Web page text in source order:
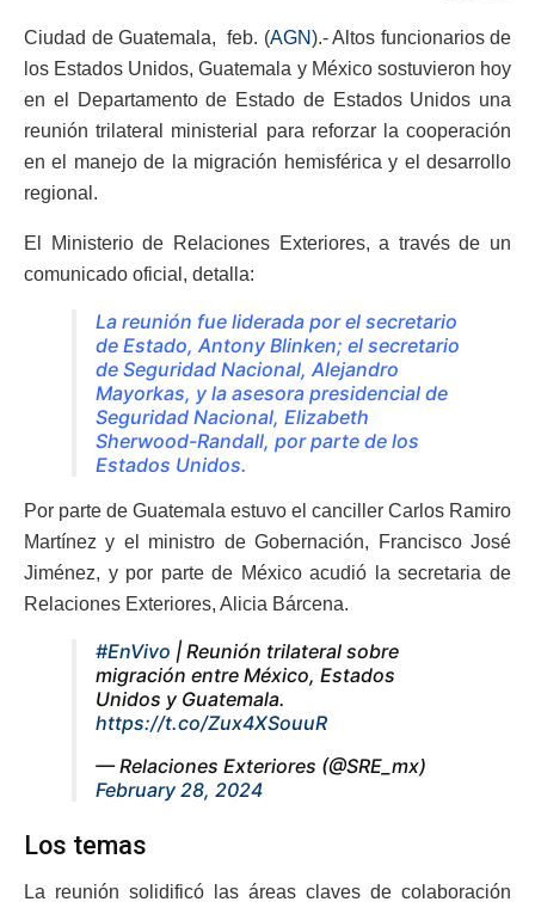
Ciudad de Guatemala, feb. (AGN).- Altos funcionarios de
los Estados Unidos, Guatemala y México sostuvieron hoy
en el Departamento de Estado de Estados Unidos una
reunión trilateral ministerial para reforzar la cooperación
en el manejo de la migración hemisférica y el desarrollo
regional.
El Ministerio de Relaciones Exteriores, a través de un
comunicado oficial, detalla:
La reunión fue liderada por el secretario
de Estado, Antony Blinken; el secretario
de Seguridad Nacional, Alejandro
Mayorkas, y la asesora presidencial de
Seguridad Nacional, Elizabeth
Sherwood-Randall, por parte de los
Estados Unidos.
Por parte de Guatemala estuvo el canciller Carlos Ramiro
Martínez y el ministro de Gobernación, Francisco José
Jiménez, y por parte de México acudió la secretaria de
Relaciones Exteriores, Alicia Bárcena.
#EnVivo | Reunión trilateral sobre
migración entre México, Estados
Unidos y Guatemala.
https://t.co/Zux4XSouuR
— Relaciones Exteriores (@SRE_mx)
February 28, 2024
Los temas
La reunión solidificó las áreas claves de colaboración